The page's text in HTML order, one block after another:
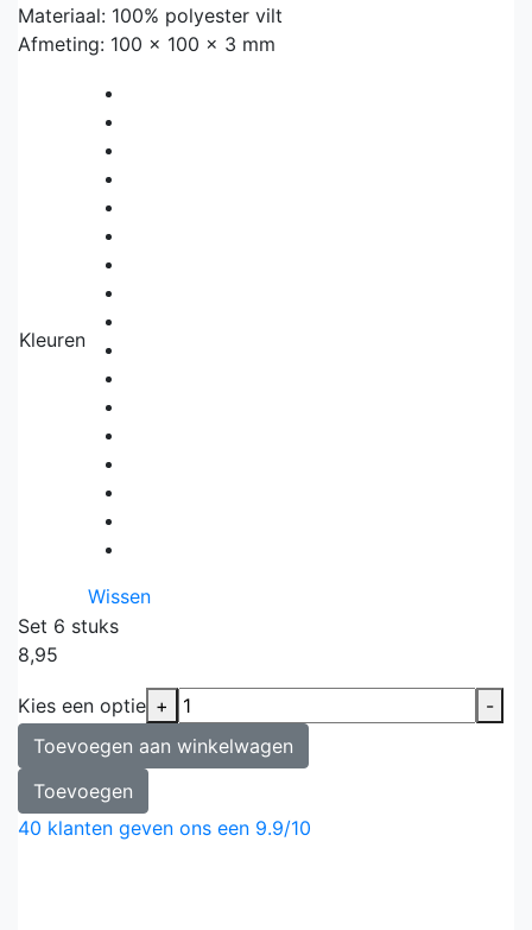
Materiaal: 100% polyester vilt
Afmeting: 100 x 100 x 3 mm
Kleuren
Wissen
Set 6 stuks
8,95
Kies een optie +
-
Toevoegen aan winkelwagen
Toevoegen
40 klanten geven ons een 9.9/10